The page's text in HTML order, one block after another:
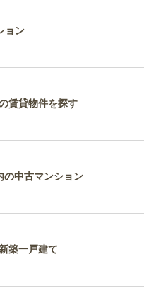
ョン
賃貸物件を探す
の中古マンション
築一戸建て